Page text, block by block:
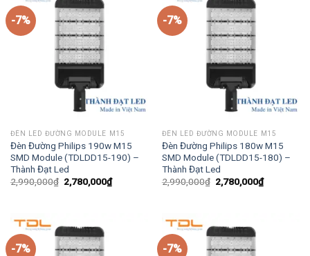
-7%
ĐÈN LED ĐƯỜNG MODULE M15
Đèn Đường Philips 190w M15
SMD Module (TDLDD15-190) –
Thành Đạt Led
2,990,000₫ Giá
gốc
2,780,000₫Giá
hiện
-7%
ĐÈN LED ĐƯỜNG MODULE M15
Đèn Đường Philips 180w M15
SMD Module (TDLDD15-180) –
Thành Đạt Led
2,990,000₫ Giá
gốc
2,780,000₫Giá
hiện
-7% -7%